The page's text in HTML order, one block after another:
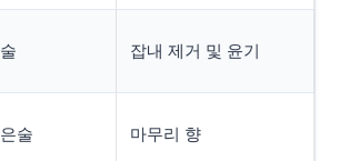
잡내 제거 및 윤기
술 마무리 향